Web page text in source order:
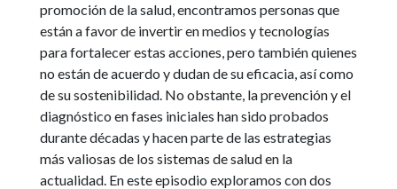
promoción de la salud, encontramos personas que
están a favor de invertir en medios y tecnologías
para fortalecer estas acciones, pero también quienes
no están de acuerdo y dudan de su eficacia, así como
de su sostenibilidad. No obstante, la prevención y el
diagnóstico en fases iniciales han sido probados
durante décadas y hacen parte de las estrategias
más valiosas de los sistemas de salud en la
actualidad. En este episodio exploramos con dos